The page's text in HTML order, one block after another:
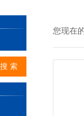
您现在